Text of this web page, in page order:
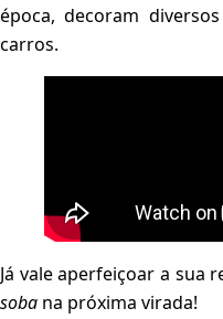
época, decoram
carros.
Já vale aperfeiçoar a sua
soba na próxima virada!